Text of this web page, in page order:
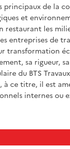
principaux de la
et
restaurant les
entreprises de
transformation
sa rigueur,
du BTS
ce titre, il est
internes ou